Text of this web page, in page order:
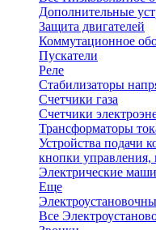
Дополнительные
Защита двигателей
Коммутационное
Пускатели
Реле
Стабилизаторы
Счетчики газа
Счетчики
Трансформаторы
Устройства подачи
кнопки управления,
Электрические
Еще
Все